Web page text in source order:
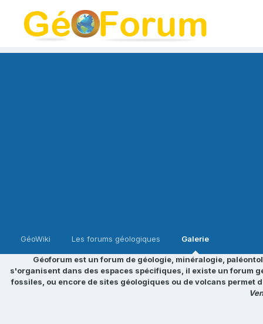
GéoWiki Les forums géologiques Galerie
Géoforum est un forum de géologie, minéralogie,
s'organisent dans des espaces spécifiques, il existe un forum
fossiles, ou encore de sites géologiques ou de volcans permet